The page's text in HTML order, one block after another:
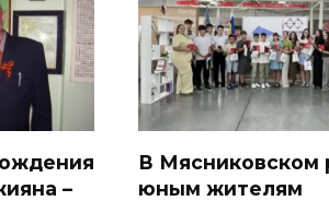
–
В Мясниковском
юным жителям